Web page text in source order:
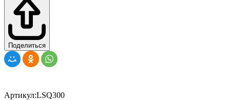
Поделиться
Артикул:LSQ300